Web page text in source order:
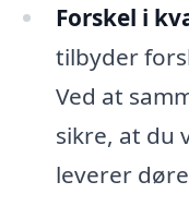
Forskel i
tilbyder
Ved at
sikre, at du
leverer